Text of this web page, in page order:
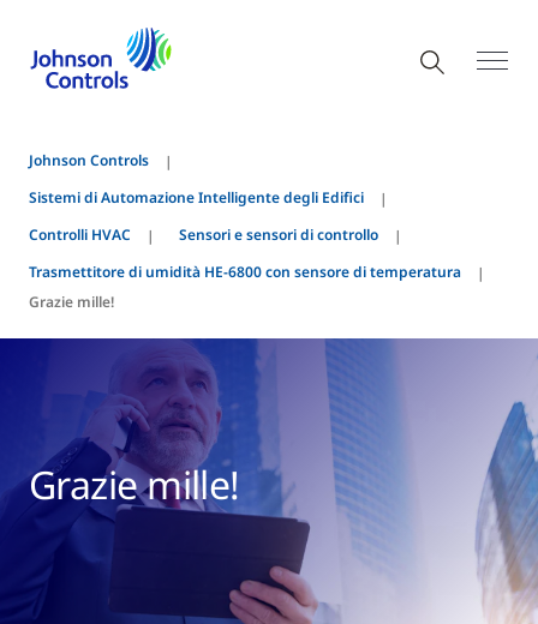
Johnson Controls
Sistemi di Automazione Intelligente degli Edifici
Controlli HVAC
Sensori e sensori di controllo
Trasmettitore di umidità HE-6800 con sensore di temperatura
Grazie mille!
Grazie mille!